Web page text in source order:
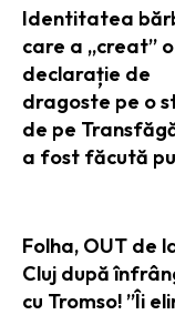
Identitatea
care a „creat” o
declarație de
dragoste pe o
de pe
a fost făcută
Folha, OUT de
Cluj după
cu Tromso! ”Îi